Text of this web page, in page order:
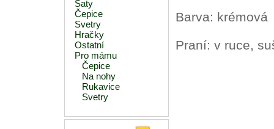
Šaty
Čepice
Svetry
Hračky
Ostatní
Pro mámu
Čepice
Na nohy
Rukavice
Svetry
Barva: krémová
Praní: v ruce,